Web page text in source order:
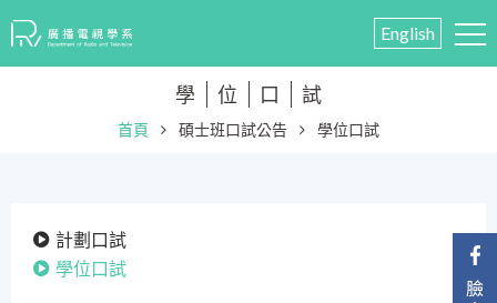
English
學 位 口 試
首頁 碩士班口試公告 學位口試
計劃口試
學位口試